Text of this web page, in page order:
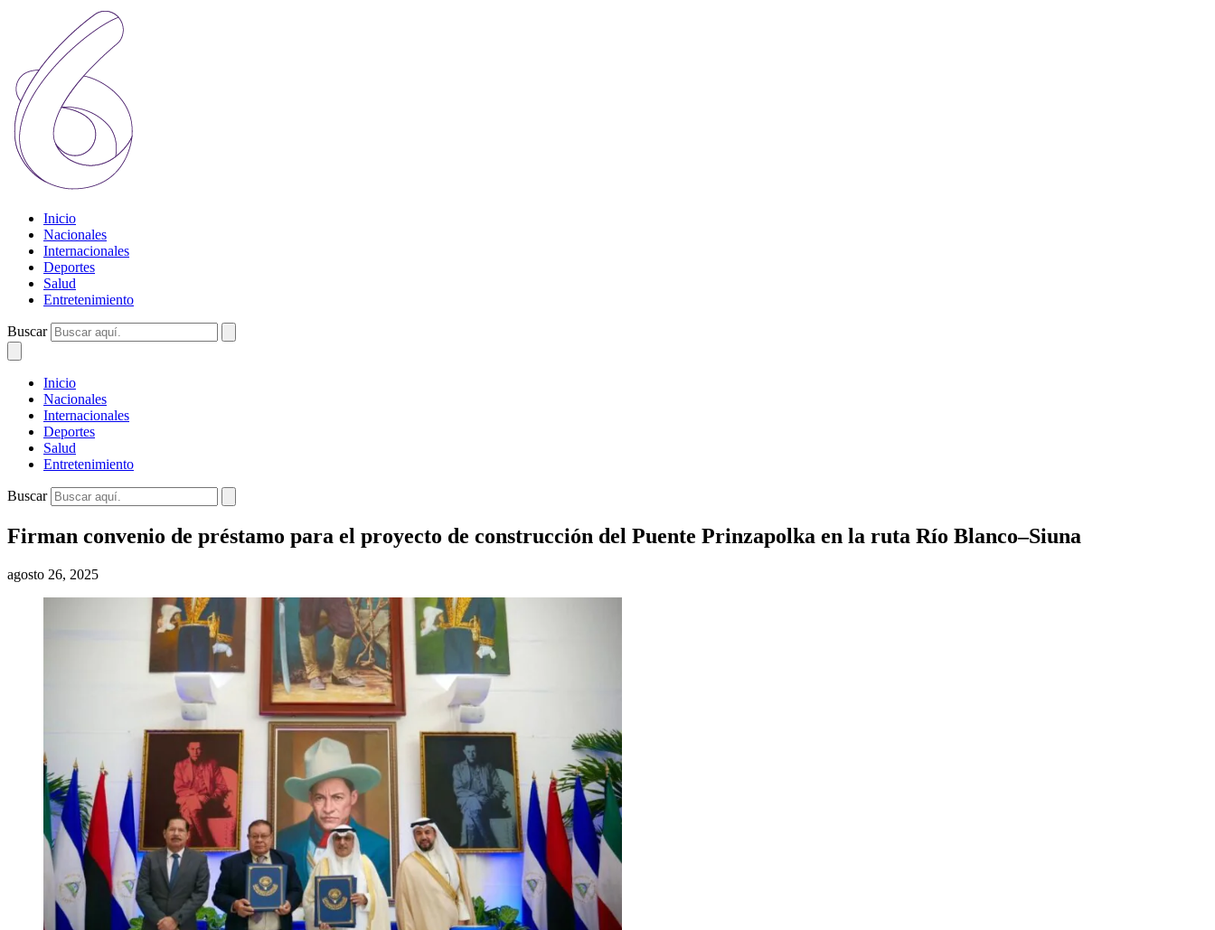
Inicio
Nacionales
Internacionales
Deportes
Salud
Entretenimiento
Buscar
Inicio
Nacionales
Internacionales
Deportes
Salud
Entretenimiento
Buscar
Firman convenio de préstamo para el proyecto de construcción del Puente Prinzapolka en la ruta Río Blanco–Siuna
agosto 26, 2025